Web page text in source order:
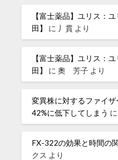
【富士薬品】ユリス：
田】
に 丿貫 より
【富士薬品】ユリス：
田】
に奧 芳子 より
変異株に対するファイ
42%に低下してしまう
FX-322の効果と時間の
クス より